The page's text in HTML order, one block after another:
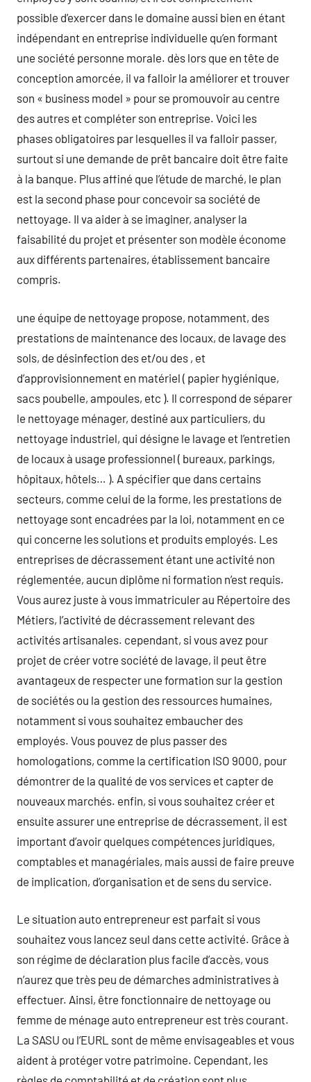
possible d’exercer dans le domaine aussi bien en étant
indépendant en entreprise individuelle qu’en formant
une société personne morale. dès lors que en tête de
conception amorcée, il va falloir la améliorer et trouver
son « business model » pour se promouvoir au centre
des autres et compléter son entreprise. Voici les
phases obligatoires par lesquelles il va falloir passer,
surtout si une demande de prêt bancaire doit être faite
à la banque. Plus affiné que l’étude de marché, le plan
est la second phase pour concevoir sa société de
nettoyage. Il va aider à se imaginer, analyser la
faisabilité du projet et présenter son modèle économe
aux différents partenaires, établissement bancaire
compris.
une équipe de nettoyage propose, notamment, des
prestations de maintenance des locaux, de lavage des
sols, de désinfection des et/ou des , et
d’approvisionnement en matériel ( papier hygiénique,
sacs poubelle, ampoules, etc ). Il correspond de séparer
le nettoyage ménager, destiné aux particuliers, du
nettoyage industriel, qui désigne le lavage et l’entretien
de locaux à usage professionnel ( bureaux, parkings,
hôpitaux, hôtels… ). A spécifier que dans certains
secteurs, comme celui de la forme, les prestations de
nettoyage sont encadrées par la loi, notamment en ce
qui concerne les solutions et produits employés. Les
entreprises de décrassement étant une activité non
réglementée, aucun diplôme ni formation n’est requis.
Vous aurez juste à vous immatriculer au Répertoire des
Métiers, l’activité de décrassement relevant des
activités artisanales. cependant, si vous avez pour
projet de créer votre société de lavage, il peut être
avantageux de respecter une formation sur la gestion
de sociétés ou la gestion des ressources humaines,
notamment si vous souhaitez embaucher des
employés. Vous pouvez de plus passer des
homologations, comme la certification ISO 9000, pour
démontrer de la qualité de vos services et capter de
nouveaux marchés. enfin, si vous souhaitez créer et
ensuite assurer une entreprise de décrassement, il est
important d’avoir quelques compétences juridiques,
comptables et managériales, mais aussi de faire preuve
de implication, d’organisation et de sens du service.
Le situation auto entrepreneur est parfait si vous
souhaitez vous lancez seul dans cette activité. Grâce à
son régime de déclaration plus facile d’accès, vous
n’aurez que très peu de démarches administratives à
effectuer. Ainsi, être fonctionnaire de nettoyage ou
femme de ménage auto entrepreneur est très courant.
La SASU ou l’EURL sont de même envisageables et vous
aident à protéger votre patrimoine. Cependant, les